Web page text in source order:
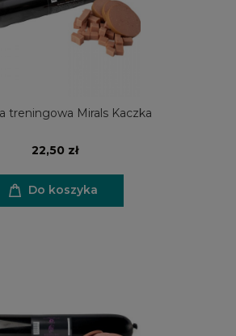
treningowa Mirals Kaczka
22,50 zł
Do koszyka